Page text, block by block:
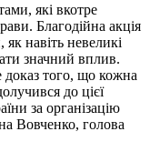
які вкотре
Благодійна акція
навіть невеликі
значний вплив.
того, що кожна
до цієї
за організацію
Вовченко, голова